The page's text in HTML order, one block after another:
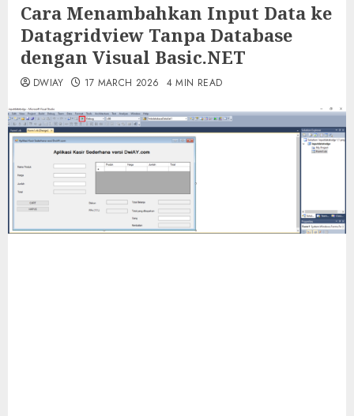
Cara Menambahkan Input Data ke
Datagridview Tanpa Database
dengan Visual Basic.NET
DWIAY 17 MARCH 2026 4 MIN READ